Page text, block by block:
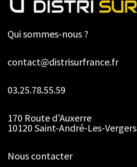
Qui sommes-nous ?
contact@distrisurfrance.fr
03.25.78.55.59
170 Route d’Auxerre
10120 Saint-André-Les-Vergers
Nous contacter